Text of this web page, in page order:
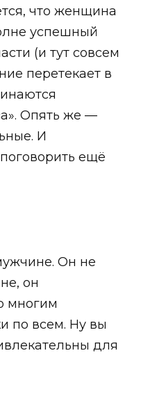
что женщина
успешный
(и тут совсем
перетекает в
Опять же —
И
ещё
Он не
он
многим
по всем. Ну вы
для